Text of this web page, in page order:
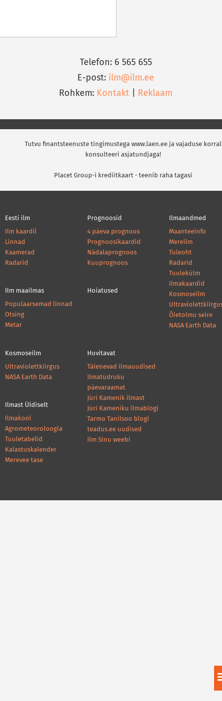
Telefon: 6 565 655
E-post: ilm@ilm.ee
Rohkem: Kontakt Reklaam
Tutvu finantsteenuste tingimustega www.laen.ee ja vajaduse korral
konsulteeri asjatundjaga!
Placet Group-i krediitkaart - teenib raha tagasi
Eesti ilm
Ilm kaardil
Linnad
Kaamerad
Radarid
Ilm maailmas
Populaarsemad linnad
Otsing
Metar
Prognoosid
4 päeva prognoos
Prognoosikaardid
Nädalaprognoos
Kuuprognoos
Hoiatused
Ilmaandmed
Maanteeinfo
Mereilm
Tuleoht
Radarid
Tuulekülm
Ilmakaardid
Kosmoseilm
Õietolmu seire
NASA Earth Data
Kosmoseilm
Ultraviolettkiirgus
NASA Earth Data
Ilmast Üldiselt
Ilmakool
Agrometeoroloogia
Tuuletabelid
Kalastuskalender
Merevee tase
Huvitavat
Täienevad ilmauudised
Ilmatüdruku
päevaraamat
Jüri Kamenik ilmast
Jüri Kameniku ilmablogi
Tarmo Tanilsoo blogi
teadus.ee uudised
Ilm Sinu weebi